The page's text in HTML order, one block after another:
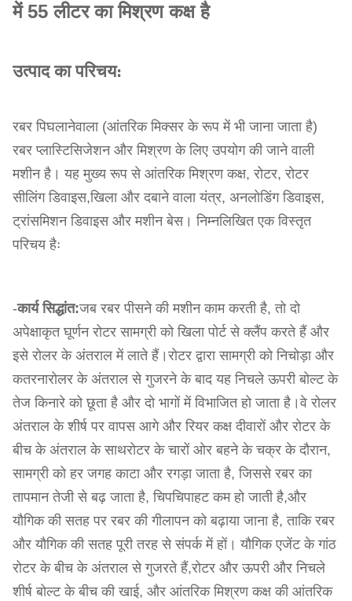
में 55 लीटर का मिश्रण कक्ष है
उत्पाद का परिचय:
रबर पिघलानेवाला (आंतरिक मिक्सर के रूप में भी जाना जाता है)
रबर प्लास्टिसिजेशन और मिश्रण के लिए उपयोग की जाने वाली
मशीन है। यह मुख्य रूप से आंतरिक मिश्रण कक्ष, रोटर, रोटर
सीलिंग डिवाइस,खिला और दबाने वाला यंत्र, अनलोडिंग डिवाइस,
ट्रांसमिशन डिवाइस और मशीन बेस। निम्नलिखित एक विस्तृत
परिचय हैः
-कार्य सिद्धांत:जब रबर पीसने की मशीन काम करती है, तो दो
अपेक्षाकृत घूर्णन रोटर सामग्री को खिला पोर्ट से क्लैंप करते हैं और
इसे रोलर के अंतराल में लाते हैं।रोटर द्वारा सामग्री को निचोड़ा और
कतरनारोलर के अंतराल से गुजरने के बाद यह निचले ऊपरी बोल्ट के
तेज किनारे को छूता है और दो भागों में विभाजित हो जाता है।वे रोलर
अंतराल के शीर्ष पर वापस आगे और रियर कक्ष दीवारों और रोटर के
बीच के अंतराल के साथरोटर के चारों ओर बहने के चक्र के दौरान,
सामग्री को हर जगह काटा और रगड़ा जाता है, जिससे रबर का
तापमान तेजी से बढ़ जाता है, चिपचिपाहट कम हो जाती है,और
यौगिक की सतह पर रबर की गीलापन को बढ़ाया जाना है, ताकि रबर
और यौगिक की सतह पूरी तरह से संपर्क में हों। यौगिक एजेंट के गांठ
रोटर के बीच के अंतराल से गुजरते हैं,रोटर और ऊपरी और निचले
शीर्ष बोल्ट के बीच की खाई, और आंतरिक मिश्रण कक्ष की आंतरिक